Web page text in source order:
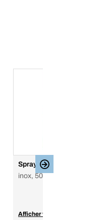
Spray Inox Premium
inox, 500 ml
Afficher vos prix